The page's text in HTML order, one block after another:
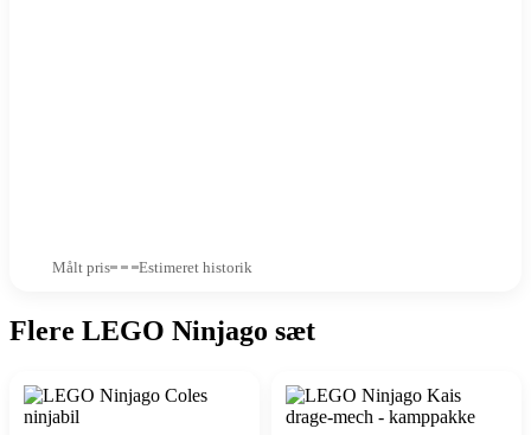
Målt pris Estimeret historik
Flere LEGO Ninjago sæt